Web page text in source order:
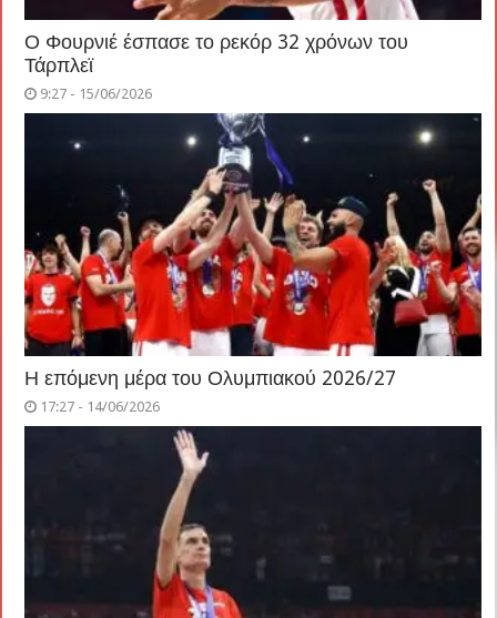
Ο Φουρνιέ έσπασε το ρεκόρ 32 χρόνων του
Τάρπλεϊ
9:27 - 15/06/2026
Η επόμενη μέρα του Ολυμπιακού 2026/27
17:27 - 14/06/2026